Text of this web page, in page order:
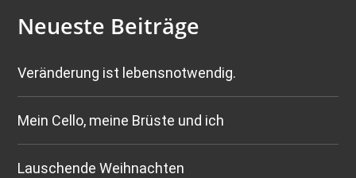
Neueste Beiträge
Veränderung ist lebensnotwendig.
Mein Cello, meine Brüste und ich
Lauschende Weihnachten